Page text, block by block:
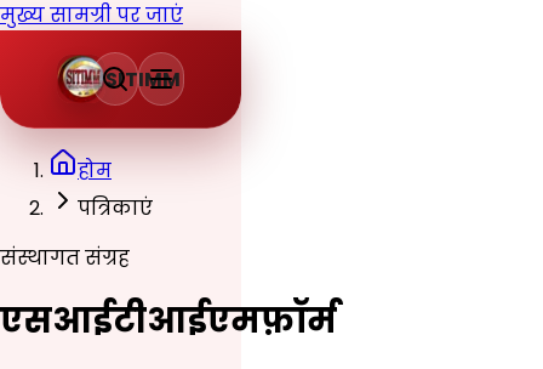
मुख्य सामग्री पर जाएं
SITIMM
होम
पत्रिकाएं
संस्थागत संग्रह
एसआईटीआईएमफ़ॉर्म